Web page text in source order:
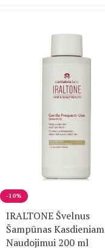
-10%
IRALTONE Švelnus
Šampūnas Kasdieniam
Naudojimui 200 ml